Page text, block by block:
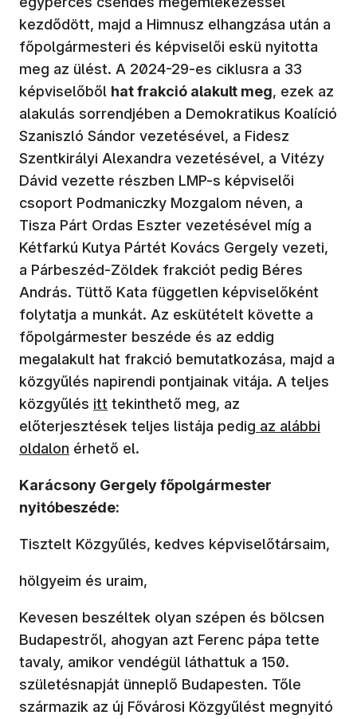
kezdődött, majd a Himnusz elhangzása után a
főpolgármesteri és képviselői eskü nyitotta
meg az ülést. A 2024-29-es ciklusra a 33
képviselőből hat frakció alakult meg, ezek az
alakulás sorrendjében a Demokratikus Koalíció
Szaniszló Sándor vezetésével, a Fidesz
Szentkirályi Alexandra vezetésével, a Vitézy
Dávid vezette részben LMP-s képviselői
csoport Podmaniczky Mozgalom néven, a
Tisza Párt Ordas Eszter vezetésével míg a
Kétfarkú Kutya Pártét Kovács Gergely vezeti,
a Párbeszéd-Zöldek frakciót pedig Béres
András. Tüttő Kata független képviselőként
folytatja a munkát. Az eskütételt követte a
főpolgármester beszéde és az eddig
megalakult hat frakció bemutatkozása, majd a
közgyűlés napirendi pontjainak vitája. A teljes
közgyűlés itt tekinthető meg, az
előterjesztések teljes listája pedig az alábbi
oldalon érhető el.
Karácsony Gergely főpolgármester
nyitóbeszéde:
Tisztelt Közgyűlés, kedves képviselőtársaim,
hölgyeim és uraim,
Kevesen beszéltek olyan szépen és bölcsen
Budapestről, ahogyan azt Ferenc pápa tette
tavaly, amikor vendégül láthattuk a 150.
születésnapját ünneplő Budapesten. Tőle
származik az új Fővárosi Közgyűlést megnyitó